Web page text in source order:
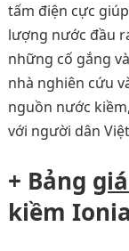
tấm điện cực
lượng nước đầu
những cố gắng
nhà nghiên cứu
nguồn nước
với người dân
+ Bảng
kiềm Ionia